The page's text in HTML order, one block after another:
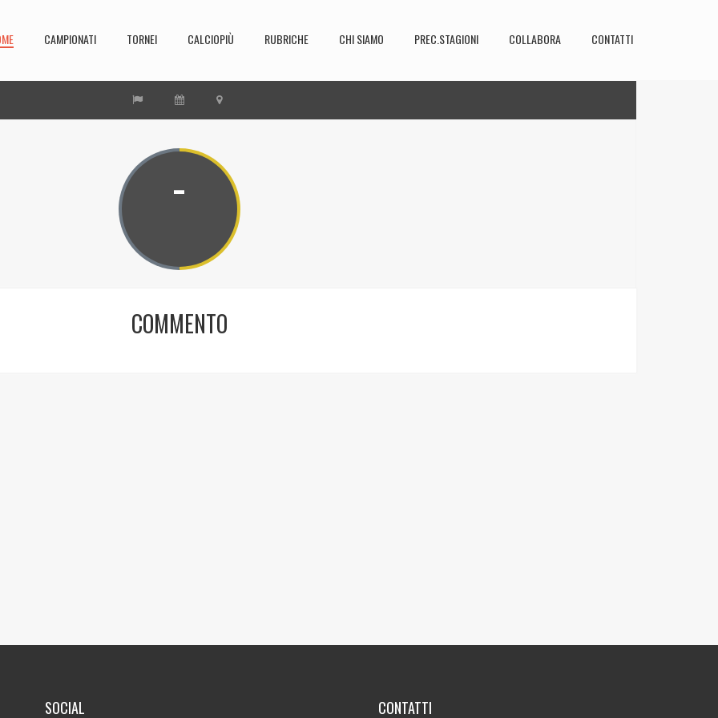
CAMPIONATI TORNEI CALCIOPIÙ RUBRICHE CHI SIAMO PREC.STAGIONI COLLABORA CONTATTI
-
COMMENTO
SOCIAL CONTATTI